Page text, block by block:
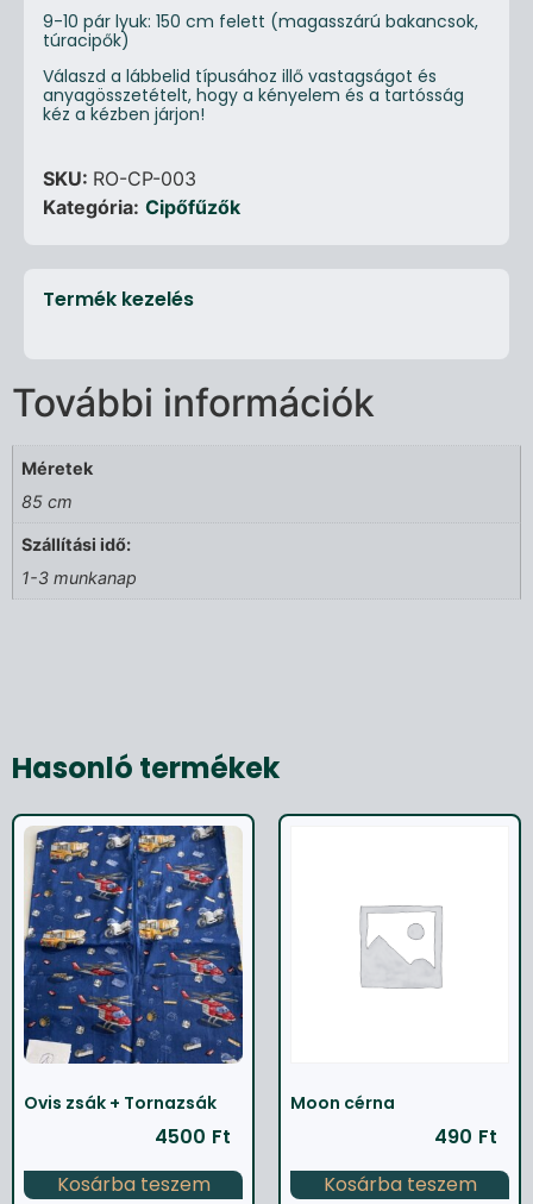
9-10 pár lyuk: 150 cm felett (magasszárú bakancsok,
túracipők)
Válaszd a lábbelid típusához illő vastagságot és
anyagösszetételt, hogy a kényelem és a tartósság
kéz a kézben járjon!
SKU: RO-CP-003
Kategória: Cipőfűzők
Termék kezelés
További információk
Méretek
85 cm
Szállítási idő:
1-3 munkanap
Hasonló termékek
Ovis zsák + Tornazsák
4500 Ft
Kosárba teszem
Moon cérna
490 Ft
Kosárba teszem